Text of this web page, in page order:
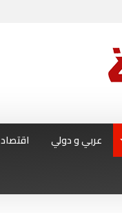
عربي و دولي